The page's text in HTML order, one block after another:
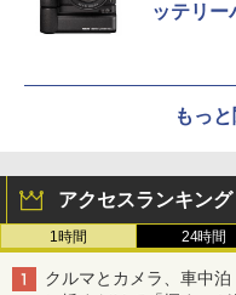
ッテリー
もっ
アクセスランキング
1時間 24時間
クルマとカメラ、車中